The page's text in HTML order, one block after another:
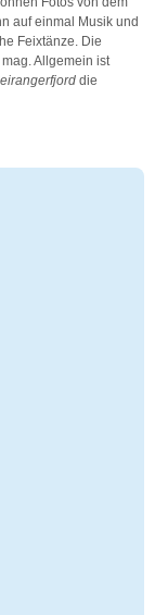
auf einmal Musik und
Feixtänze. Die
Allgemein ist
die